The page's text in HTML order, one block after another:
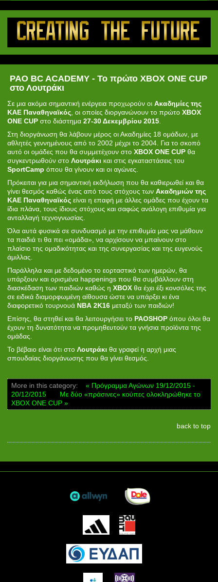
PAO BC ACADEMY - Το πρώτο XBOX ONE CUP
στο Λουτράκι
Σε μια ακόμα σημαντική ενέργεια προχωρούν οι Aκαδημίες της
ΚΑΕ Παναθηναϊκός, οι οποίες διοργανώνουν το πρώτο XBOX
ONE CUP στο διάστημα 27-30 Δεκεμβρίου 2015.
Στη διοργάνωση θα λάβουν μέρος οι Ακαδημίες 18 ομάδων, με
αθλητές γεννημένους από το 2002 μέχρι το 2004. Για το σκοπό
αυτό οι ομάδες που θα συμμετέχουν στο XBOX ONE CUP θα
συγκεντρωθούν στο Λουτράκι και στις εγκαταστάσεις του
SportCamp όπου θα γίνουν και οι αγώνες.
Πρόκειται για μια σημαντική εκδήλωση που θα καθιερωθεί και θα
γίνει θεσμός καθώς ένας από τους στόχους των Ακαδημιών της
ΚΑΕ Παναθηναϊκός είναι η επαφή με άλλες ομάδες που έχουν τα
ίδια πλάνα, τους ίδιους στόχους και σαφώς ανάλογη επιθυμία για
ανταλλαγή τεχνογνωσίας.
Όλα αυτά φυσικά σε συνδυασμό με την επιθυμία μας να μάθουν
τα παιδιά τι θα πει «ομάδα», να αρχίσουν να μπαίνουν στο
πλαίσιο της ομαδικότητας και της συνεργασίας και της ευγενούς
άμιλλας.
Παράλληλα και με δεδομένο το εορταστικό των ημερών, θα
υπάρξουν και ορισμένα happenings που θα συμβάλλουν στη
διασκέδαση των παιδιών καθώς η XBOX θα έχει έξι κονσόλες της
σε ειδικά διαμορφωμένη αίθουσα ώστε να υπάρξει κι ένα
διαφορετικό τουρνουά ΝΒΑ 2Κ16 μεταξύ των παιδιών!
Επίσης, θα στηθεί και θα λειτουργήσει το PAOSHOP όπου όλοι θα
έχουν τη δυνατότητα να προμηθευτούν τα γνήσια προϊόντα της
ομάδας.
Το βέβαιο είναι ότι στο Λουτράκι θα γραφεί η αρχή μιας
σπουδαίας διοργάνωσης που θα γίνει θεσμός.
More in this category:
« Πρόγραμμα Αγώνων 19/12/2015 -
20/12/2015
Με δύο «πράσινες» κούπες ολοκληρώθηκε το
XBOX ONE CUP »
back to top